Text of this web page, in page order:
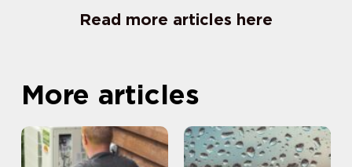
Read more articles here
More articles